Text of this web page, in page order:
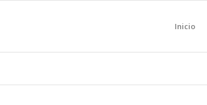
Inicio